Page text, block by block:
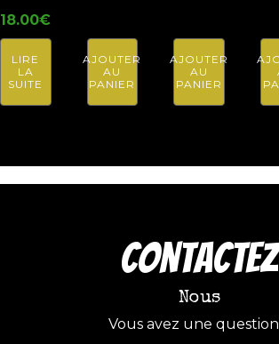
18.00€
LIRE
LA
SUITE
AJOUTER
AU
PANIER
AJOUTER
AU
PANIER
COntactez
Nous
Vous avez une